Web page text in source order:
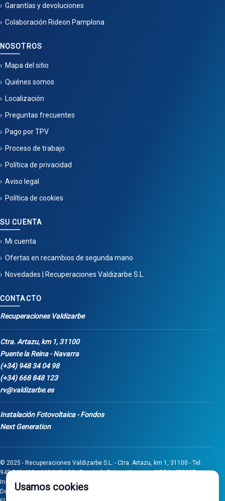
Garantías y devoluciones
Colaboración Rideon Pamplona
NOSOTROS
Mapa del sitio
Quiénes somos
Localización
Preguntas frecuentes
Pago por TPV
Proceso de trabajo
Política de privacidad
Aviso legal
Política de cookies
SU CUENTA
Mi cuenta
Ofertas en recambios de segunda mano
Novedades | Recuperaciones Valdizarbe S.L.
CONTACTO
Recuperaciones Valdizarbe
Ctra. Artazu, km 1, 31100
Puente la Reina - Navarra
(+34) 948 34 04 98
(+34) 668 848 123
rv@valdizarbe.es
Instalación Fotovoltaica - Fondos
Next Generation
© 2025 - Recuperaciones Valdizarbe S.L. - Ctra. Artazu, km 1, 31100 - Tel:
948 340 498 / 668 848 123 - Puente la Reina - Navarra - CIF B31275837.
Inscrita en el Registro Mercantil de Navarra, Tomo 32, Folio 75, Hoja 525.
Desarrollado porSeintosoft
Usamos cookies